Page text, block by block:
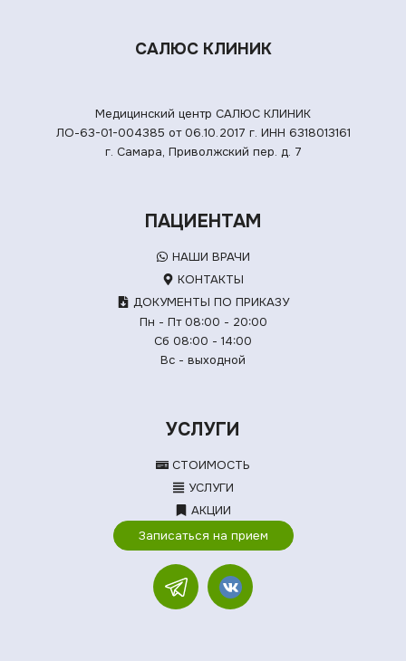
САЛЮС КЛИНИК
Медицинский центр САЛЮС КЛИНИК
ЛО-63-01-004385 от 06.10.2017 г. ИНН 6318013161
г. Самара, Приволжский пер. д. 7
ПАЦИЕНТАМ
НАШИ ВРАЧИ
КОНТАКТЫ
ДОКУМЕНТЫ ПО ПРИКАЗУ
Пн - Пт 08:00 - 20:00
Сб 08:00 - 14:00
Вс - выходной
УСЛУГИ
СТОИМОСТЬ
УСЛУГИ
АКЦИИ
Записаться на прием